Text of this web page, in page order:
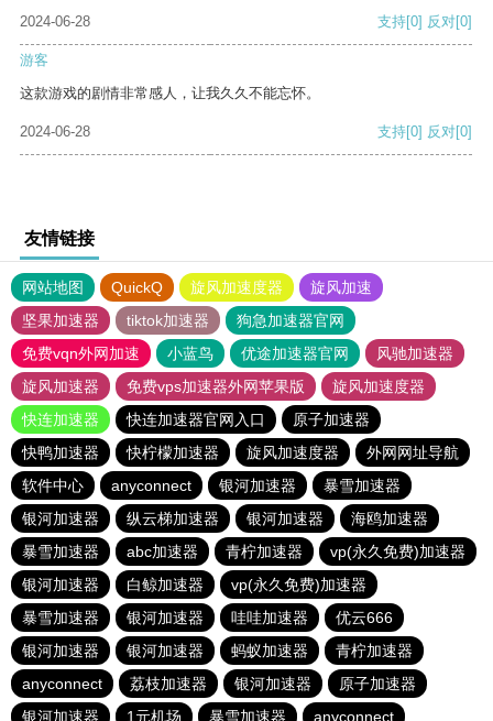
2024-06-28
支持[0] 反对[0]
游客
这款游戏的剧情非常感人，让我久久不能忘怀。
2024-06-28 支持[0] 反对[0]
友情链接
网站地图 QuickQ 旋风加速度器
旋风加速
坚果加速器
tiktok加速器
狗急加速器官网
免费vqn外网加速
小蓝鸟 优途加速器官网
风驰加速器
旋风加速器
免费vps加速器外网苹果版
旋风加速度器
快连加速器
快连加速器官网入口
原子加速器
快鸭加速器
快柠檬加速器 旋风加速度器
外网网址导航
软件中心
anyconnect 银河加速器
暴雪加速器
银河加速器
纵云梯加速器 银河加速器
海鸥加速器
暴雪加速器
abc加速器 青柠加速器
vp(永久免费)加速器
银河加速器
白鲸加速器
vp(永久免费)加速器
暴雪加速器
银河加速器 哇哇加速器
优云666
银河加速器
银河加速器 蚂蚁加速器
青柠加速器
anyconnect
荔枝加速器 银河加速器
原子加速器
银河加速器
1元机场 暴雪加速器 anyconnect